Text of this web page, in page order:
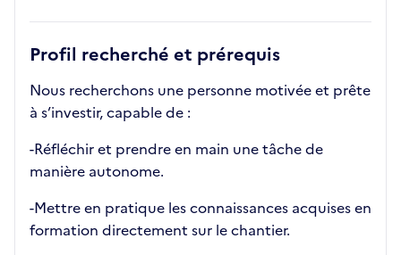
Profil recherché et prérequis
Nous recherchons une personne motivée et prête
à s’investir, capable de :
-Réfléchir et prendre en main une tâche de
manière autonome.
-Mettre en pratique les connaissances acquises en
formation directement sur le chantier.